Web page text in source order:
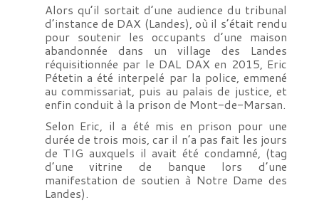
Alors qu’il sortait d’une audience du tribunal
d’instance de DAX (Landes), où il s’était rendu
pour soutenir les occupants d’une maison
abandonnée dans un village des Landes
réquisitionnée par le DAL DAX en 2015, Eric
Pétetin a été interpelé par la police, emmené
au commissariat, puis au palais de justice, et
enfin conduit à la prison de Mont-de-Marsan.
Selon Eric, il a été mis en prison pour une
durée de trois mois, car il n’a pas fait les jours
de TIG auxquels il avait été condamné, (tag
d’une vitrine de banque lors d’une
manifestation de soutien à Notre Dame des
Landes).